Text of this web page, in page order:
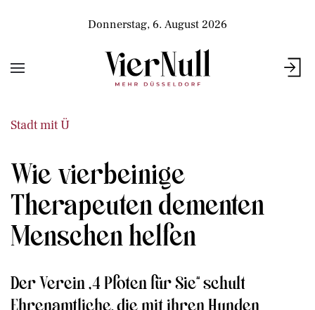
Donnerstag, 6. August 2026
Stadt mit Ü
Wie vierbeinige
Therapeuten dementen
Menschen helfen
Der Verein „4 Pfoten für Sie“ schult
Ehrenamtliche, die mit ihren Hunden